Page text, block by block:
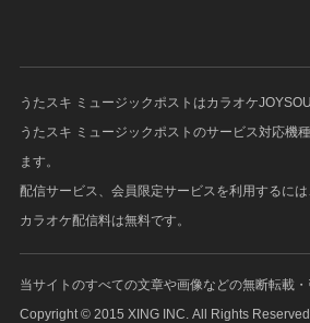
うたスキ ミュージックポストはカラオケ
うたスキ ミュージックポストのサービス対応機
ます。
配信サービス、会員限定サービスを利用するに
カラオケ配信料は無料です。
当サイトのすべての文章や画像などの無断転載
Copyright © 2015 XING INC. All Rights